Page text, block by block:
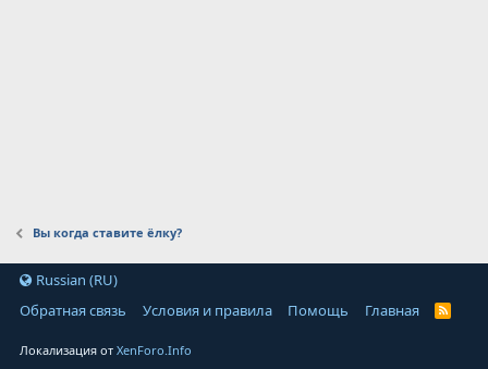
Вы когда ставите ёлку?
Russian (RU)
Обратная связь
Условия и правила Помощь Главная
Локализация отXenForo.Info